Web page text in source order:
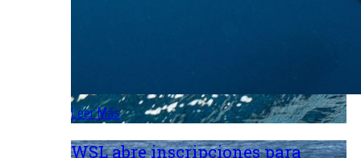
Leer Más
WSL abre inscripciones para